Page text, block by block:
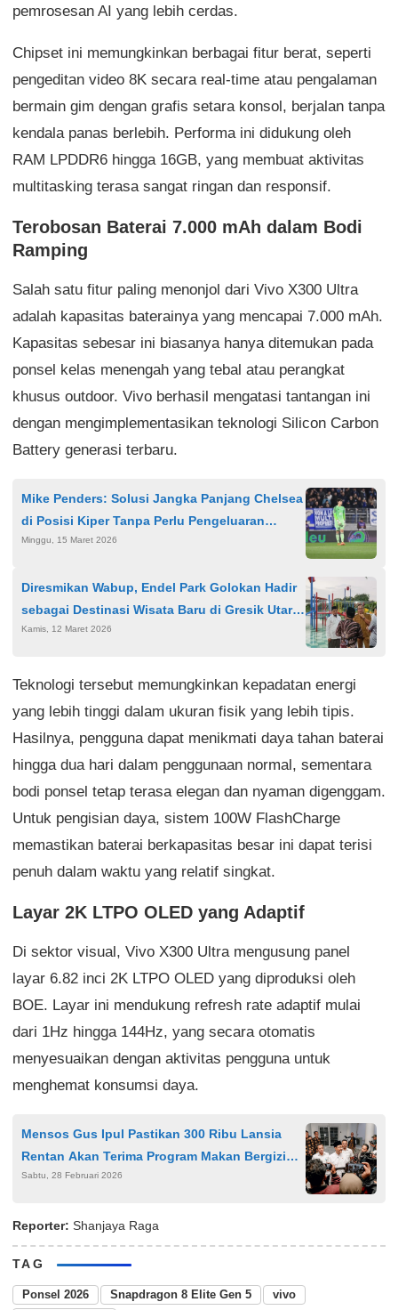
pemrosesan AI yang lebih cerdas.
Chipset ini memungkinkan berbagai fitur berat, seperti
pengeditan video 8K secara real-time atau pengalaman
bermain gim dengan grafis setara konsol, berjalan tanpa
kendala panas berlebih. Performa ini didukung oleh
RAM LPDDR6 hingga 16GB, yang membuat aktivitas
multitasking terasa sangat ringan dan responsif.
Terobosan Baterai 7.000 mAh dalam Bodi
Ramping
Salah satu fitur paling menonjol dari Vivo X300 Ultra
adalah kapasitas baterainya yang mencapai 7.000 mAh.
Kapasitas sebesar ini biasanya hanya ditemukan pada
ponsel kelas menengah yang tebal atau perangkat
khusus outdoor. Vivo berhasil mengatasi tantangan ini
dengan mengimplementasikan teknologi Silicon Carbon
Battery generasi terbaru.
Mike Penders: Solusi Jangka Panjang Chelsea
di Posisi Kiper Tanpa Perlu Pengeluaran
Fantastis
Minggu, 15 Maret 2026
Diresmikan Wabup, Endel Park Golokan Hadir
sebagai Destinasi Wisata Baru di Gresik Utara,
Dorong Ekonomi Desa
Kamis, 12 Maret 2026
Teknologi tersebut memungkinkan kepadatan energi
yang lebih tinggi dalam ukuran fisik yang lebih tipis.
Hasilnya, pengguna dapat menikmati daya tahan baterai
hingga dua hari dalam penggunaan normal, sementara
bodi ponsel tetap terasa elegan dan nyaman digenggam.
Untuk pengisian daya, sistem 100W FlashCharge
memastikan baterai berkapasitas besar ini dapat terisi
penuh dalam waktu yang relatif singkat.
Layar 2K LTPO OLED yang Adaptif
Di sektor visual, Vivo X300 Ultra mengusung panel
layar 6.82 inci 2K LTPO OLED yang diproduksi oleh
BOE. Layar ini mendukung refresh rate adaptif mulai
dari 1Hz hingga 144Hz, yang secara otomatis
menyesuaikan dengan aktivitas pengguna untuk
menghemat konsumsi daya.
Mensos Gus Ipul Pastikan 300 Ribu Lansia
Rentan Akan Terima Program Makan Bergizi
Gratis
Sabtu, 28 Februari 2026
Reporter: Shanjaya Raga
TAG
Ponsel 2026 Snapdragon 8 Elite Gen 5 vivo